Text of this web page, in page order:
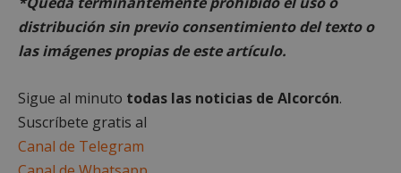
distribución sin previo consentimiento del texto o
las imágenes propias de este artículo.
Sigue al minuto todas las noticias de Alcorcón.
Suscríbete gratis al
Canal de Telegram
Cookies estrictamente necesarias
Cookies de rendimiento
Cookies de preferencias
Las cookies estrictamente necesarias permiten la
funcionalidad principal del sitio web, como el
inicio de sesión de usuario y la gestión de cuentas.